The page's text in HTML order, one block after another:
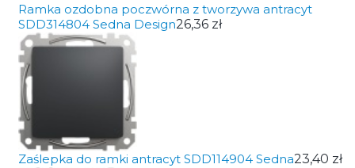
Ramka ozdobna poczwórna z tworzywa antracyt
SDD314804 Sedna Design26,36 zł
Zaślepka do ramki antracyt SDD114904 Sedna23,40 zł